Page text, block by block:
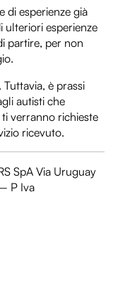
di esperienze già
ulteriori esperienze
partire, per non
è prassi
autisti che
verranno richieste
ricevuto.
SpA Via Uruguay
P Iva